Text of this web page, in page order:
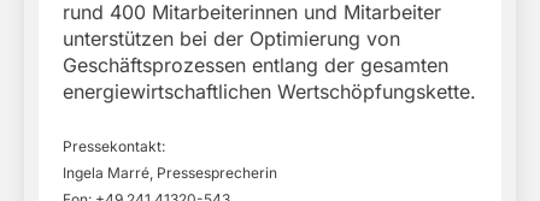
rund 400 Mitarbeiterinnen und Mitarbeiter
unterstützen bei der Optimierung von
Geschäftsprozessen entlang der gesamten
energiewirtschaftlichen Wertschöpfungskette.
Pressekontakt:
Ingela Marré, Pressesprecherin